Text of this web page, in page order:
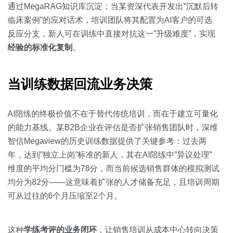
通过MegaRAG知识库沉淀：当某资深代表开发出”沉默后转
临床案例”的应对话术，培训团队将其配置为AI客户的可选
反应分支，新人可在训练中直接对抗这一”升级难度”，实现
经验的标准化复制 。
当训练数据回流业务决策
AI陪练的终极价值不在于替代传统培训，而在于建立可量化
的能力基线。某B2B企业在评估是否扩张销售团队时，深维
智信Megaview的历史训练数据提供了关键参考：过去两
年，达到”独立上岗”标准的新人，其在AI陪练中”异议处理”
维度的平均分门槛为78分，而当前候选销售群体的模拟测试
均分为82分——这意味着扩张的人才储备充足，且培训周期
可从过往的6个月压缩至2个月。
这种学练考评的业务闭环 ，让销售培训从成本中心转向决策